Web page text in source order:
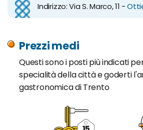
Indirizzo: Via S. Marco, 11 -
Prezzi medi
Questi sono i posti più indicati
specialità della città e goderti
gastronomica di Trento